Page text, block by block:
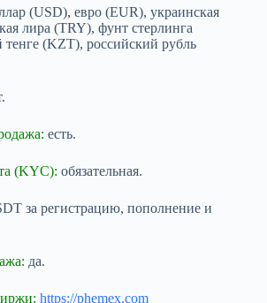
(USD), евро (EUR), украинская
лира (TRY), фунт стерлинга
тенге (KZT), российский рубль
есть.
(KYC): обязательная.
за регистрацию, пополнение и
да.
https://phemex.com